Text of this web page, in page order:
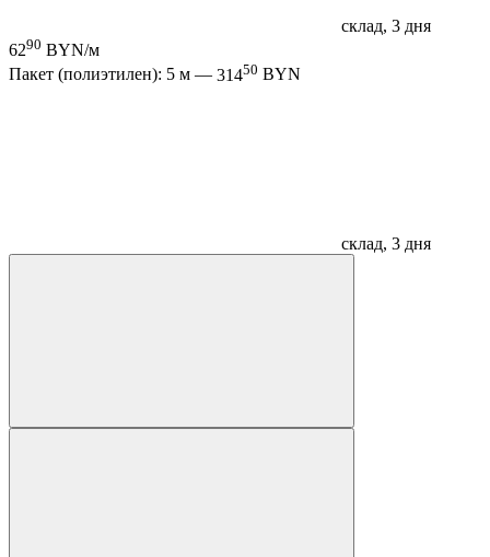
склад, 3 дня
6290 BYN/м
Пакет (полиэтилен): 5 м — 31450 BYN
склад, 3 дня